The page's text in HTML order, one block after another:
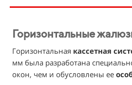
Горизонтальные
Горизонтальная кассетная
мм была разработана
окон, чем и обусловлены ее